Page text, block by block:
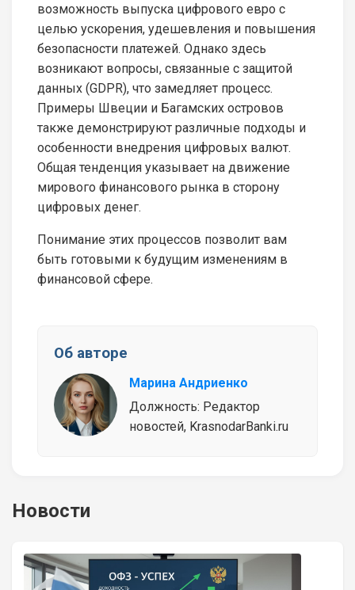
возможность выпуска цифрового евро с
целью ускорения, удешевления и повышения
безопасности платежей. Однако здесь
возникают вопросы, связанные с защитой
данных (GDPR), что замедляет процесс.
Примеры Швеции и Багамских островов
также демонстрируют различные подходы и
особенности внедрения цифровых валют.
Общая тенденция указывает на движение
мирового финансового рынка в сторону
цифровых денег.
Понимание этих процессов позволит вам
быть готовыми к будущим изменениям в
финансовой сфере.
Об авторе
Марина Андриенко
Должность: Редактор
новостей, KrasnodarBanki.ru
Новости